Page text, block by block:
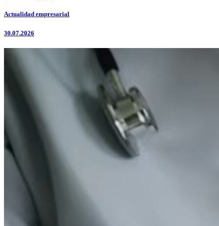
Actualidad empresarial
30.07.2026